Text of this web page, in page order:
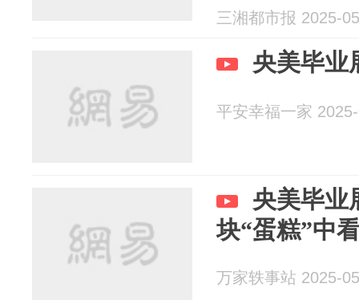
三湘都市报 2025-
央美毕业
平安幸福一家
央美毕业
块“蛋糕”中
万家轶事站 2025-